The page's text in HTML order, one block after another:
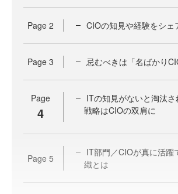
Page 2 CIOの知見や経験をシェ
Page 3 忌むべきは「名ばかり
Page
4
ITの知見がないと淘汰
戦略はCIOの双肩に
Page 5
IT部門／CIOが真に活躍
織とは